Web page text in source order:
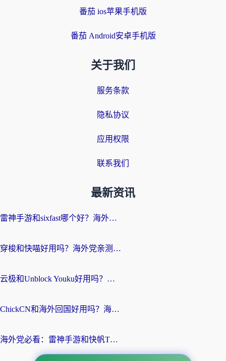
番茄 ios苹果手机版
番茄 Android安卓手机版
关于我们
服务条款
隐私协议
应用权限
联系我们
最新资讯
雷神手游和sixfast哪个好？海外党亲测3款回国加速器，教你选对不踩坑
穿梭和快喵好用吗？海外党亲测：小众加速器对比+番茄加速器深度体验
云极和Unblock Youku好用吗？海外党亲测+2026回国加速器避坑指南
ChickCN和海外回国好用吗？海外党2026亲测：从手游到影音，选对加速器的3个关键
海外党必看：雷神手游和快帆TV版好用吗？3步选对回国加速器不踩坑